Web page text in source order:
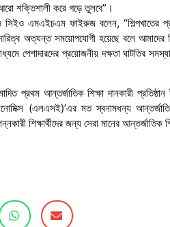
শক্তিশালী করে গড়ে তুলবে”।
ও সিইও এমএইচএম ফাইরুজ বলেন,
অত্যন্ত সময়োপযোগী হয়েছে বলে আমাদের
পেশাদারদের প্রয়োজনীয় দক্ষতা ঘাটতির
প্রথম আন্তর্জাতিক শিক্ষা দানকারী
(এলএসই)’এর মত স্বনামধন্য আন্তর্জাতিক
শিক্ষার্থীদের জন্য সেরা মানের আন্তর্জাতিক